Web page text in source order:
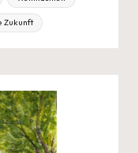
Zukunft